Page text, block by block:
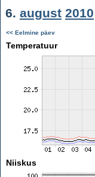
6. august 2010
<< Eelmine päev
Temperatuur
Niiskus